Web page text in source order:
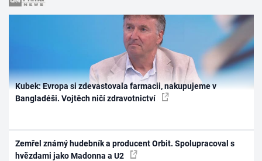
Kubek: Evropa si zdevastovala farmacii, nakupujeme v
Bangladéši. Vojtěch ničí zdravotnictví
Zemřel známý hudebník a producent Orbit. Spolupracoval s
hvězdami jako Madonna a U2